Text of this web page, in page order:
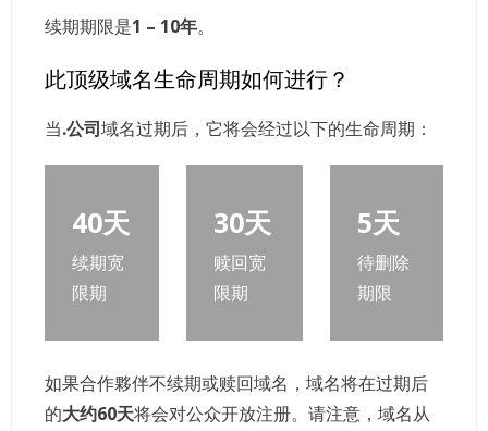
续期期限是1 – 10年。
此顶级域名生命周期如何进行？
当.公司域名过期后，它将会经过以下的生命周期：
40天
续期宽
限期
30天
赎回宽
限期
5天
待删除
期限
如果合作夥伴不续期或赎回域名，域名将在过期后
的大约60天将会对公众开放注册。请注意，域名从